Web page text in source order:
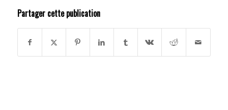
Partager cette publication